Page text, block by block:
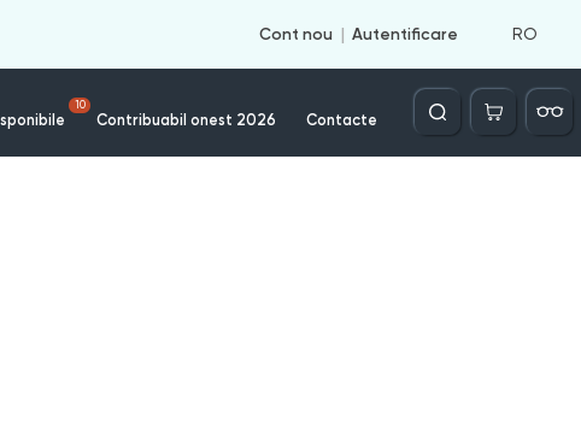
Cont nou Autentificare RO
10
Contribuabil onest 2026 Contacte
Căutare